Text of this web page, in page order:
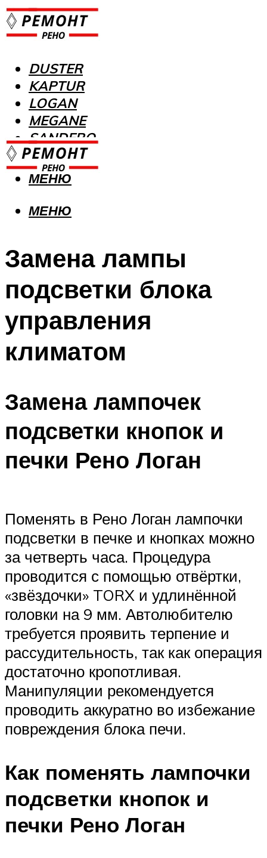
DUSTER
KAPTUR
LOGAN
MEGANE
SANDERO
МЕНЮ
МЕНЮ
Замена лампы
подсветки блока
управления
климатом
Замена лампочек
подсветки кнопок и
печки Рено Логан
Поменять в Рено Логан лампочки
подсветки в печке и кнопках можно
за четверть часа. Процедура
проводится с помощью отвёртки,
«звёздочки» TORX и удлинённой
головки на 9 мм. Автолюбителю
требуется проявить терпение и
рассудительность, так как операция
достаточно кропотливая.
Манипуляции рекомендуется
проводить аккуратно во избежание
повреждения блока печи.
Как поменять лампочки
подсветки кнопок и
печки Рено Логан